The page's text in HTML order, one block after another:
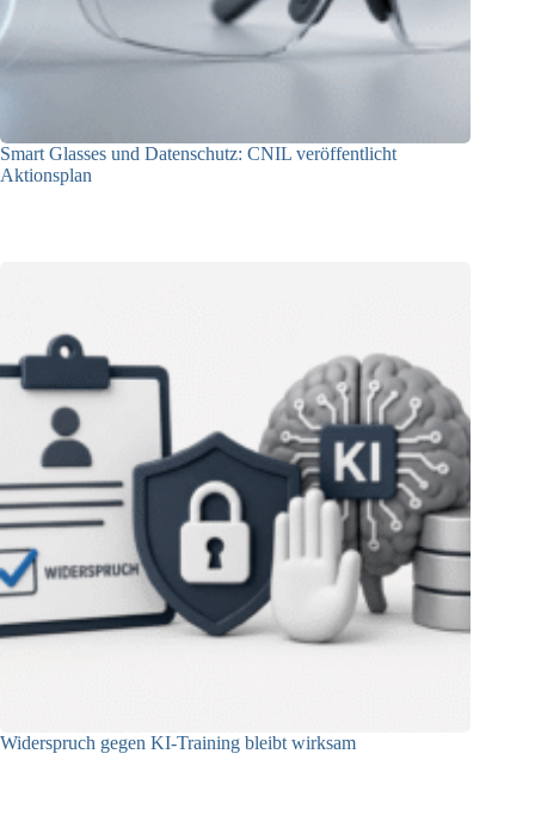
Smart Glasses und Datenschutz: CNIL veröffentlicht
Aktionsplan
Widerspruch gegen KI-Training bleibt wirksam